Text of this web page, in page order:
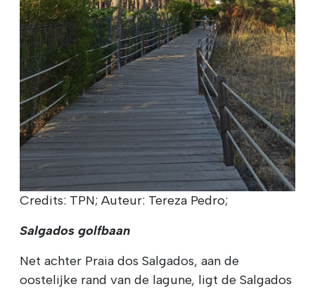
Credits: TPN; Auteur: Tereza Pedro;
Salgados golfbaan
Net achter Praia dos Salgados, aan de
oostelijke rand van de lagune, ligt de Salgados